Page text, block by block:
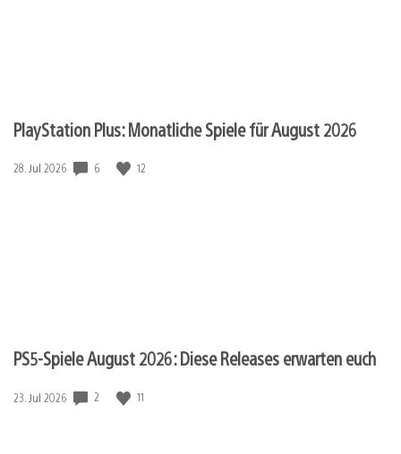
PlayStation Plus: Monatliche Spiele für August 2026
Veröffentlichungsdatum:
28. Jul 2026 6 12
PS5-Spiele August 2026: Diese Releases erwarten euch
Veröffentlichungsdatum:
23. Jul 2026 2 11